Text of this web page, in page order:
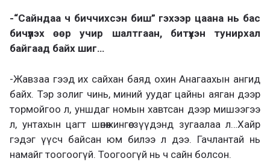
-“Сайндаа ч биччихсэн биш” гэхээр цаана нь бас
бичүүлэх өөр учир шалтгаан, битүүхэн тунирхал
байгаад байх шиг…
-Жавзаа гээд их сайхан баяд охин Анагаахын ангид
байх. Тэр золиг чинь, миний уудаг цайны аяган дээр
тормойгоо л, уншдаг номын хавтсан дээр мишээгээ
л, унтахын цагт шөнөжингөө зүүдэнд зугаалаа л…Хайр
гэдэг үүсч байсан юм билээ л дээ. Гачлантай нь
намайг тоогоогүй. Тоогоогүй нь ч сайн болсон.